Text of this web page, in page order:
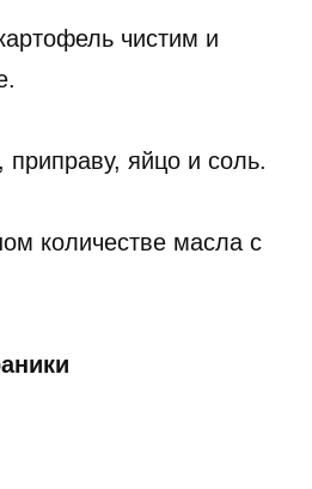
чистим и
яйцо и соль.
количестве масла с